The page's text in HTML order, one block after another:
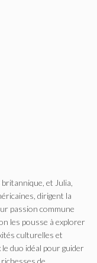
et Julia,
dirigent la
passion commune
les pousse à explorer
culturelles et
duo idéal pour guider